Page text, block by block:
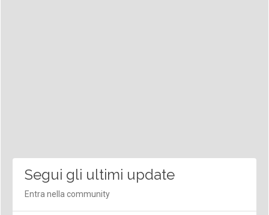
Segui gli ultimi update
Entra nella community